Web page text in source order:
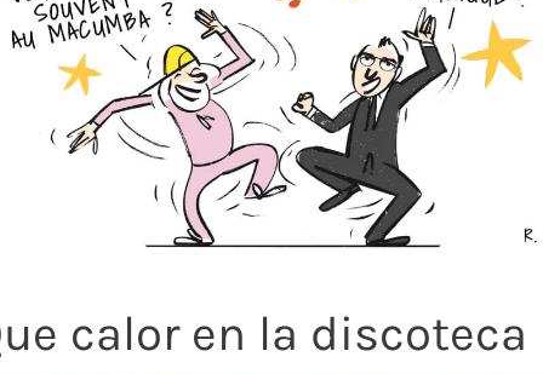
calor en la discoteca